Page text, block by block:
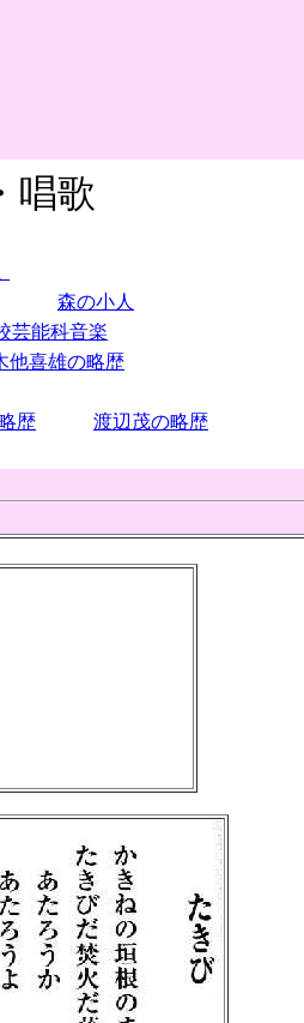
唱歌
森の小人
芸能科音楽
他喜雄の略歴
歴
渡辺茂の略歴